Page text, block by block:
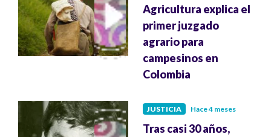
Agricultura explica el
primer juzgado
agrario para
campesinos en
Colombia
JUSTICIA Hace 4 meses
Tras casi 30 años,